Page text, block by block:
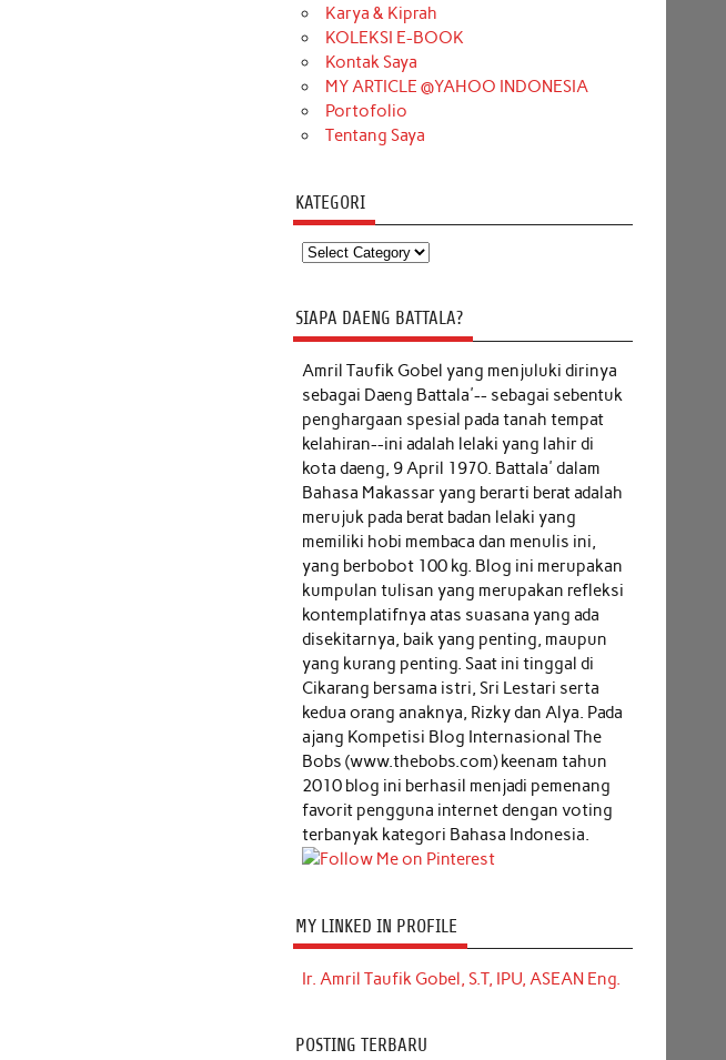
Karya & Kiprah
KOLEKSI E-BOOK
Kontak Saya
MY ARTICLE @YAHOO INDONESIA
Portofolio
Tentang Saya
KATEGORI
Kategori
SIAPA DAENG BATTALA?
Amril Taufik Gobel yang menjuluki dirinya
sebagai Daeng Battala'-- sebagai sebentuk
penghargaan spesial pada tanah tempat
kelahiran--ini adalah lelaki yang lahir di
kota daeng, 9 April 1970. Battala' dalam
Bahasa Makassar yang berarti berat adalah
merujuk pada berat badan lelaki yang
memiliki hobi membaca dan menulis ini,
yang berbobot 100 kg. Blog ini merupakan
kumpulan tulisan yang merupakan refleksi
kontemplatifnya atas suasana yang ada
disekitarnya, baik yang penting, maupun
yang kurang penting. Saat ini tinggal di
Cikarang bersama istri, Sri Lestari serta
kedua orang anaknya, Rizky dan Alya. Pada
ajang Kompetisi Blog Internasional The
Bobs (www.thebobs.com) keenam tahun
2010 blog ini berhasil menjadi pemenang
favorit pengguna internet dengan voting
terbanyak kategori Bahasa Indonesia.
MY LINKED IN PROFILE
Ir. Amril Taufik Gobel, S.T, IPU, ASEAN Eng.
POSTING TERBARU